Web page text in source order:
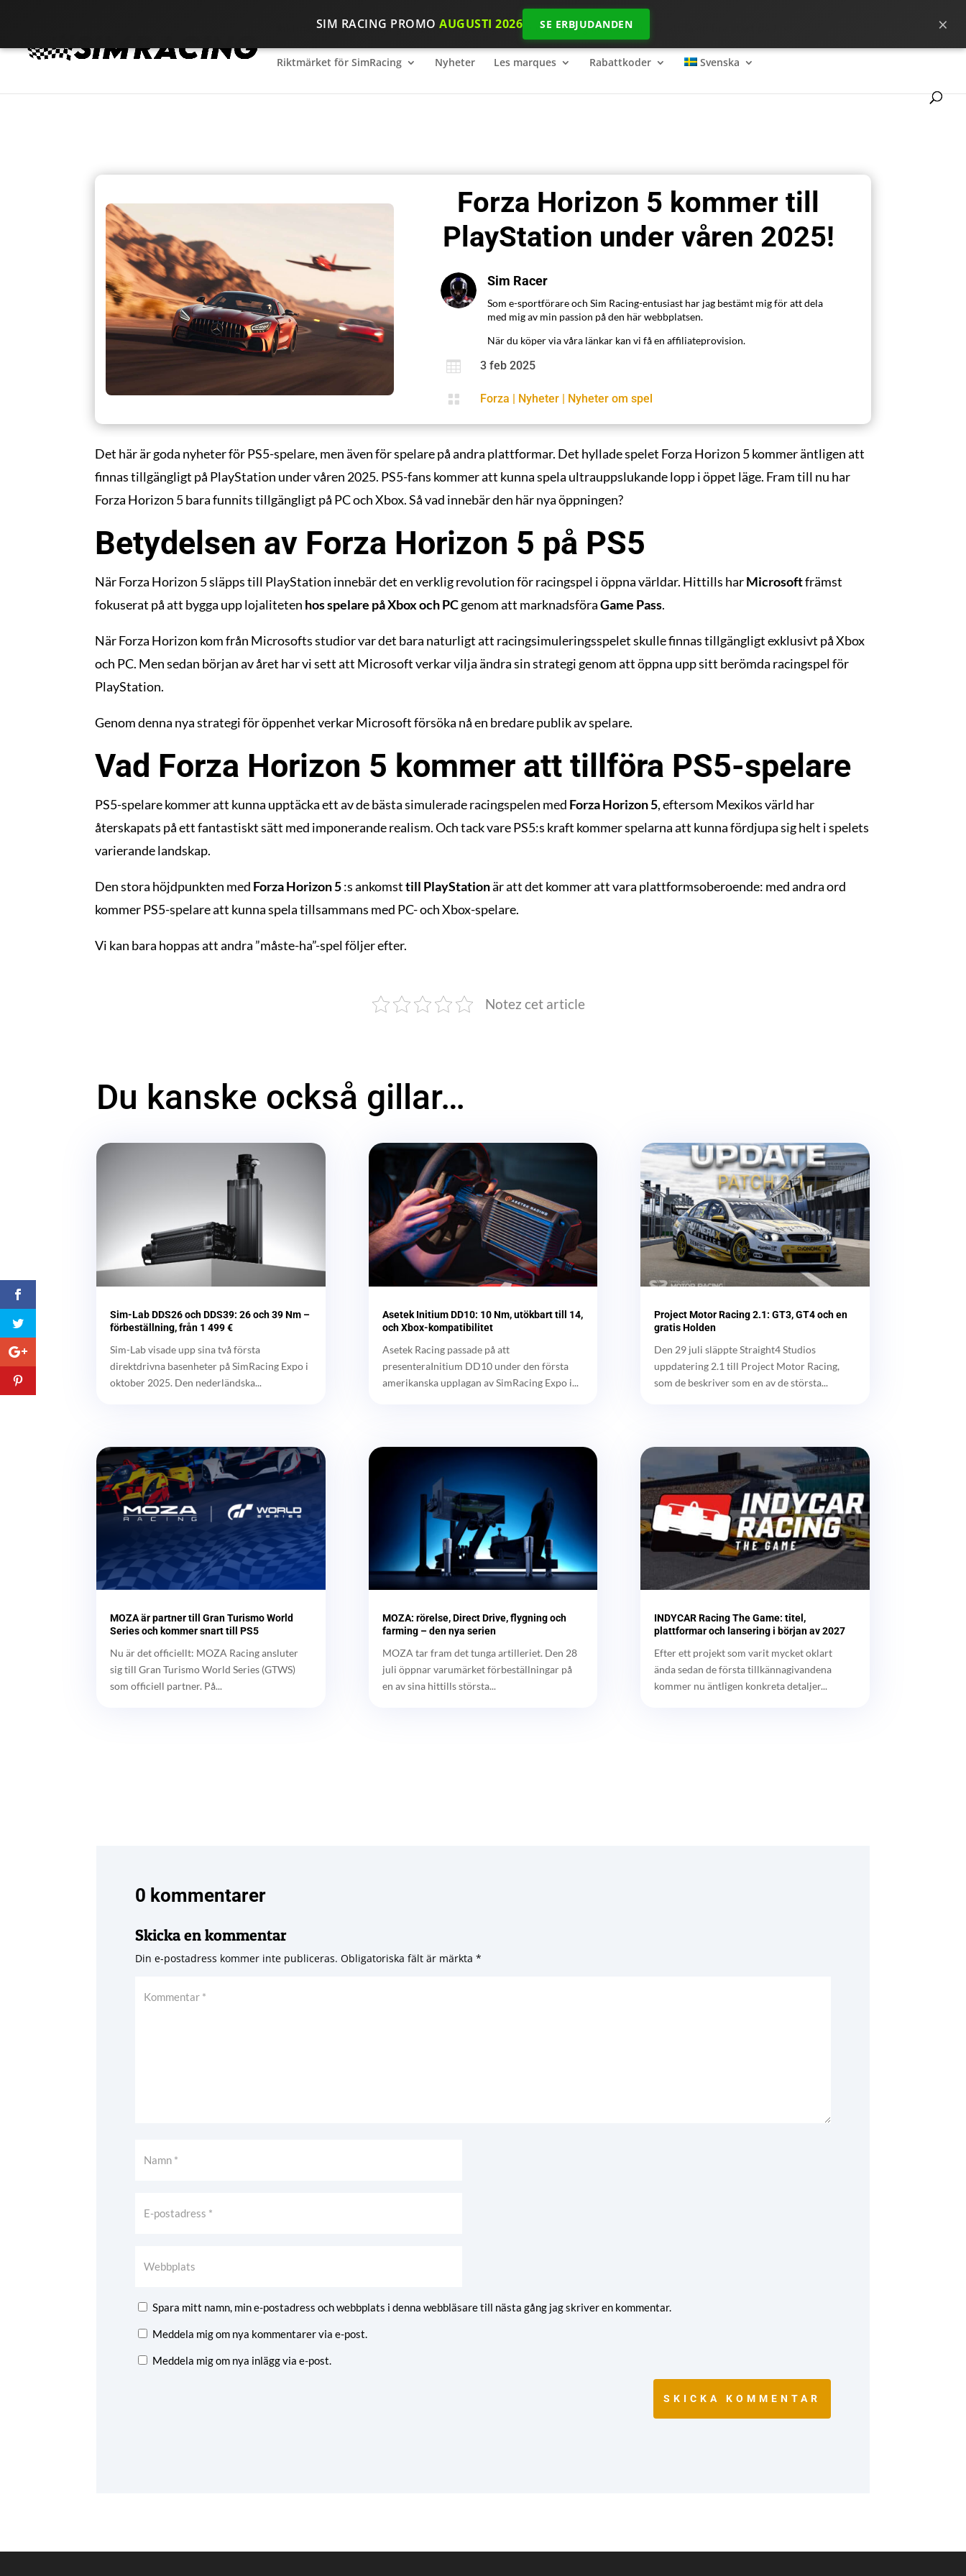
SIM RACING PROMOAUGUSTI 2026 SE ERBJUDANDEN ×
Riktmärket för SimRacing 2026 SimRacing: Vilken utrustning behöver du för att få en bra start på ?
Riktmärket för SimRacing Nyheter Les marques Rabattkoder Svenska
Forza Horizon 5 kommer till
PlayStation under våren 2025!
Sim Racer
Som e-sportförare och Sim Racing-entusiast har jag bestämt mig för att dela
med mig av min passion på den här webbplatsen.
När du köper via våra länkar kan vi få en affiliateprovision.
 3 feb 2025
 Forza | Nyheter | Nyheter om spel
Det här är goda nyheter för PS5-spelare, men även för spelare på andra plattformar. Det hyllade spelet Forza Horizon 5 kommer äntligen att
finnas tillgängligt på PlayStation under våren 2025. PS5-fans kommer att kunna spela ultrauppslukande lopp i öppet läge. Fram till nu har
Forza Horizon 5 bara funnits tillgängligt på PC och Xbox. Så vad innebär den här nya öppningen?
Betydelsen av Forza Horizon 5 på PS5
När Forza Horizon 5 släpps till PlayStation innebär det en verklig revolution för racingspel i öppna världar. Hittills harMicrosoftfrämst
fokuserat på att bygga upp lojaliteten hos spelare på Xbox och PCgenom att marknadsföraGame Pass.
När Forza Horizon kom från Microsofts studior var det bara naturligt att racingsimuleringsspelet skulle finnas tillgängligt exklusivt på Xbox
och PC. Men sedan början av året har vi sett att Microsoft verkar vilja ändra sin strategi genom att öppna upp sitt berömda racingspel för
PlayStation.
Genom denna nya strategi för öppenhet verkar Microsoft försöka nå en bredare publik av spelare.
Vad Forza Horizon 5 kommer att tillföra PS5-spelare
PS5-spelare kommer att kunna upptäcka ett av de bästa simulerade racingspelen med Forza Horizon 5, eftersom Mexikos värld har
återskapats på ett fantastiskt sätt med imponerande realism. Och tack vare PS5:s kraft kommer spelarna att kunna fördjupa sig helt i spelets
varierande landskap.
Den stora höjdpunkten med Forza Horizon 5:s ankomsttill PlayStationär att det kommer att vara plattformsoberoende: med andra ord
kommer PS5-spelare att kunna spela tillsammans med PC- och Xbox-spelare.
Vi kan bara hoppas att andra ”måste-ha”-spel följer efter.
Notez cet article
Du kanske också gillar…
Sim-Lab DDS26 och DDS39: 26 och 39 Nm –
förbeställning, från 1 499 €
Sim-Lab visade upp sina två första
direktdrivna basenheter på SimRacing Expo i
oktober 2025. Den nederländska...
MOZA är partner till Gran Turismo World
Series och kommer snart till PS5
Nu är det officiellt: MOZA Racing ansluter
sig till Gran Turismo World Series (GTWS)
som officiell partner. På...
Asetek Initium DD10: 10 Nm, utökbart till 14,
och Xbox-kompatibilitet
Asetek Racing passade på att
presenteraInitium DD10 under den första
amerikanska upplagan av SimRacing Expo i...
MOZA: rörelse, Direct Drive, flygning och
farming – den nya serien
MOZA tar fram det tunga artilleriet. Den 28
juli öppnar varumärket förbeställningar på
en av sina hittills största...
Project Motor Racing 2.1: GT3, GT4 och en
gratis Holden
Den 29 juli släppte Straight4 Studios
uppdatering 2.1 till Project Motor Racing,
som de beskriver som en av de största...
INDYCAR Racing The Game: titel,
plattformar och lansering i början av 2027
Efter ett projekt som varit mycket oklart
ända sedan de första tillkännagivandena
kommer nu äntligen konkreta detaljer...
0 kommentarer
Skicka en kommentar
Din e-postadress kommer inte publiceras. Obligatoriska fält är märkta*
Spara mitt namn, min e-postadress och webbplats i denna webbläsare till nästa gång jag skriver en kommentar.
Meddela mig om nya kommentarer via e-post.
Meddela mig om nya inlägg via e-post.
SKICKA KOMMENTAR